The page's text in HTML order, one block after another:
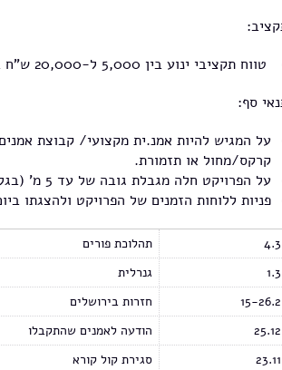
טווח תקציבי ינוע בין 5,000 ל-20,000 ש"ח בהתאם להחלטת הועדה המקצועית.
סף:
על המגיש להיות אמנ.ית מקצועי/ קבוצת
קרקס/מחול או תזמורת.
על הפרויקט חלה מגבלת גובה של עד 5 מ' (בגלל תוואי התהלוכה)
פניות ללוחות הזמנים של הפרויקט ולהצגתו
4.3
תהלוכת פורים
1.3
גנרלית
15-26.2
חזרות בירושלים
25.12
הודעה לאמנים שהתקבלו
23.11
סגירת קול קורא